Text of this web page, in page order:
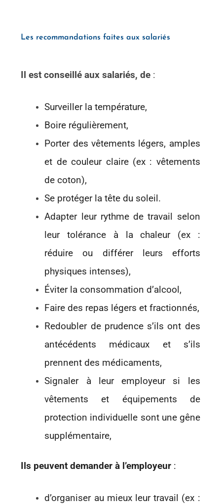
Les recommandations faites aux salariés
l estconseillé aux salariés,de :
Surveiller la température,
Boire régulièrement,
Porter des vêtements légers, amples
et de couleur claire (ex : vêtements
de coton),
Se protéger la tête du soleil.
Adapter leur rythme de travail selon
leur tolérance à la chaleur (ex :
réduire ou différer leurs efforts
physiques intenses),
Éviter la consommation d’alcool,
Faire des repas légers et fractionnés,
Redoubler de prudence s’ils ont des
antécédents médicaux et s’ils
prennent des médicaments,
Signaler à leur employeur si les
vêtements et équipements de
protection individuelle sont une gêne
supplémentaire,
Ils peuvent demander à l’employeur :
d’organiser au mieux leur travail (ex :